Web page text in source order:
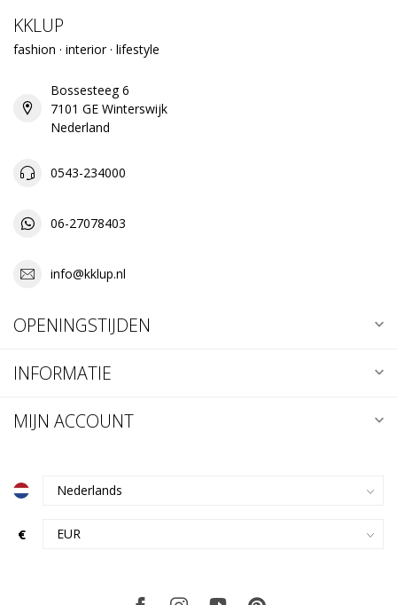
KKLUP
fashion · interior · lifestyle
Bossesteeg 6
7101 GE Winterswijk
Nederland
0543-234000
06-27078403
info@kklup.nl
OPENINGSTIJDEN
INFORMATIE
MIJN ACCOUNT
€